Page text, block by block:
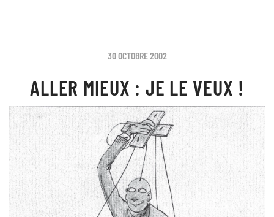
30 OCTOBRE 2002
ALLER MIEUX : JE LE VEUX !